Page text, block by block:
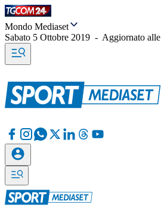
Mondo Mediaset
Sabato 5 Ottobre 2019 - Aggiornato alle